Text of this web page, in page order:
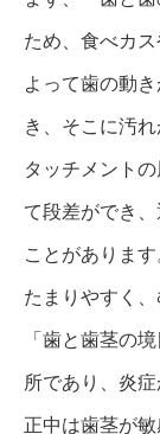
ため、食べカ
よって歯の動
き、そこに汚
タッチメント
て段差ができ
ことがありま
たまりやすく
「歯と歯茎の
所であり、炎
正中は歯茎が